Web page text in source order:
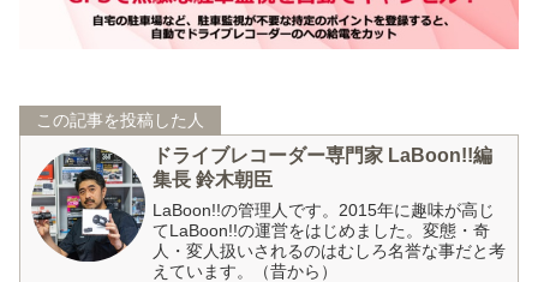
この記事を投稿した人
ドライブレコーダー専門家 LaBoon!!編
集長 鈴木朝臣
LaBoon!!の管理人です。2015年に趣味が高じ
てLaBoon!!の運営をはじめました。変態・奇
人・変人扱いされるのはむしろ名誉な事だと考
えています。（昔から）